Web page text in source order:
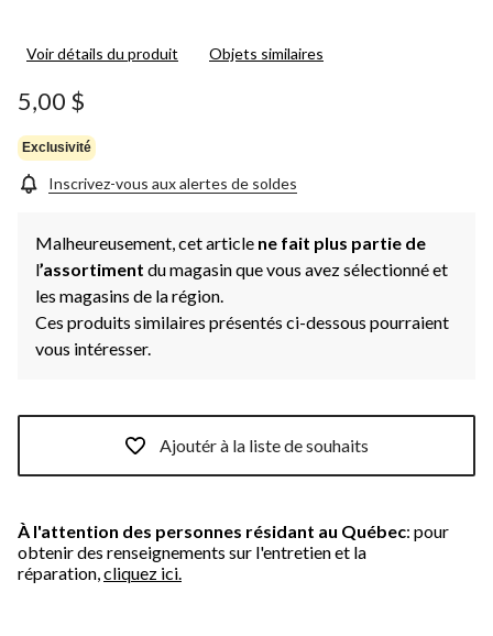
Voir détails du produit Objets similaires
5,00 $
Exclusivité
Inscrivez-vous aux alertes de soldes
Malheureusement, cet article ne fait plus partie de
l’assortiment du magasin que vous avez sélectionné et
les magasins de la région.
Ces produits similaires présentés ci-dessous pourraient
vous intéresser.
Ajoutér à la liste de souhaits
À l'attention des personnes résidant au Québec: pour
obtenir des renseignements sur l'entretien et la
réparation, cliquez ici.